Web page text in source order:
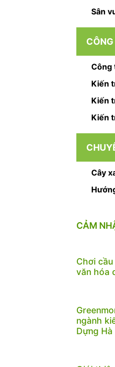
Sân
Công
Kiến
Kiến
Kiến
Cây
CẢM
Chơi
văn hóa
ngành
Dựng Hà